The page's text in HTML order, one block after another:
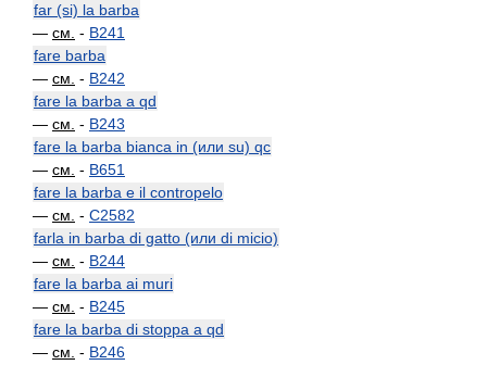
far (si) la barba
— см. - B241
fare barba
— см. - B242
fare la barba a qd
— см. - B243
fare la barba bianca in (или su) qc
— см. - B651
fare la barba e il contropelo
— см. - C2582
farla in barba di gatto (или di micio)
— см. - B244
fare la barba ai muri
— см. - B245
fare la barba di stoppa a qd
— см. - B246